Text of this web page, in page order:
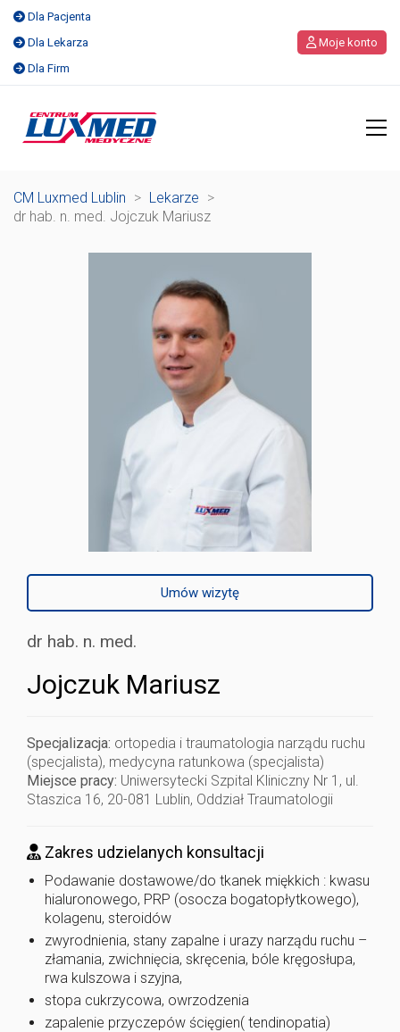
Dla Pacjenta
Dla Lekarza
Dla Firm
Moje konto
CM Luxmed Lublin > Lekarze >
dr hab. n. med. Jojczuk Mariusz
Umów wizytę
dr hab. n. med.
Jojczuk Mariusz
Specjalizacja: ortopedia i traumatologia narządu ruchu
(specjalista), medycyna ratunkowa (specjalista)
Miejsce pracy: Uniwersytecki Szpital Kliniczny Nr 1, ul.
Staszica 16, 20-081 Lublin, Oddział Traumatologii
Zakres udzielanych konsultacji
Podawanie dostawowe/do tkanek miękkich : kwasu
hialuronowego, PRP (osocza bogatopłytkowego),
kolagenu, steroidów
zwyrodnienia, stany zapalne i urazy narządu ruchu –
złamania, zwichnięcia, skręcenia, bóle kręgosłupa,
rwa kulszowa i szyjna,
stopa cukrzycowa, owrzodzenia
zapalenie przyczepów ścięgien( tendinopatia)